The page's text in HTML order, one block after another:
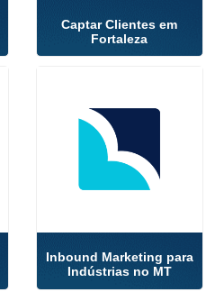
Captar Clientes em
Fortaleza
Inbound Marketing para
Indústrias no MT